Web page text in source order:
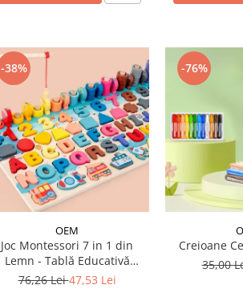
-38%
OEM
Joc Montessori 7 in 1 din
Lemn - Tablă Educativă
Logaritmică
76,26 Lei47,53 Lei
-76%
Creioane
35,00